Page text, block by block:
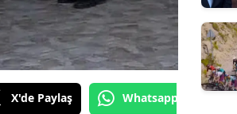
X'de Paylaş Whatsapp'tan Gönder